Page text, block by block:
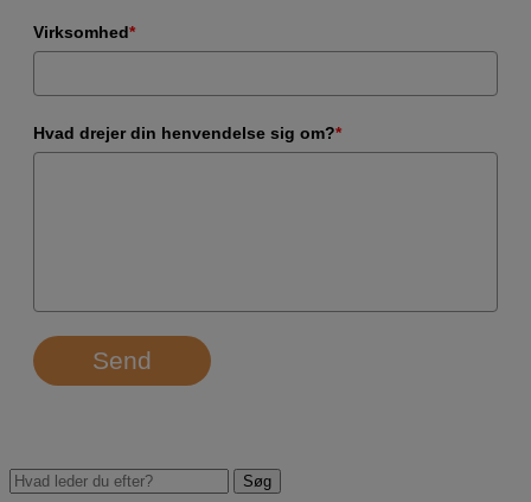
Virksomhed*
Hvad drejer din henvendelse sig om?*
Send